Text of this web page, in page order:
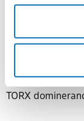
Company. Pozi
lika lätt som
togs av
fram TORX-
hållfasthet och
TORX